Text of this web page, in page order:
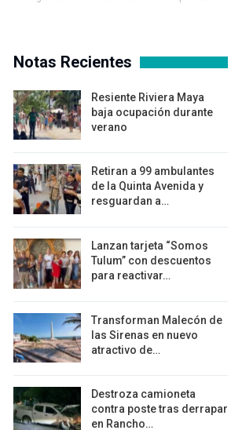
Notas Recientes
Resiente Riviera Maya
baja ocupación durante
verano
Retiran a 99 ambulantes
de la Quinta Avenida y
resguardan a…
Lanzan tarjeta “Somos
Tulum” con descuentos
para reactivar…
Transforman Malecón de
las Sirenas en nuevo
atractivo de…
Destroza camioneta
contra poste tras derrapar
en Rancho…